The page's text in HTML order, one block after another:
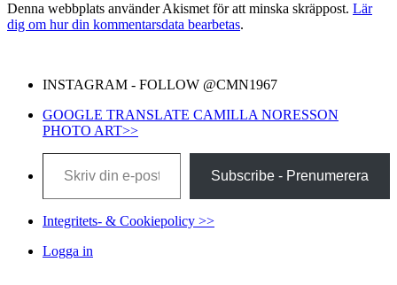
Denna webbplats använder Akismet för att minska skräppost. Lär
dig om hur din kommentarsdata bearbetas.
INSTAGRAM - FOLLOW @CMN1967
GOOGLE TRANSLATE CAMILLA NORESSON
PHOTO ART>>
Skriv din e-post …
Subscribe - Prenumerera
Integritets- & Cookiepolicy >>
Logga in